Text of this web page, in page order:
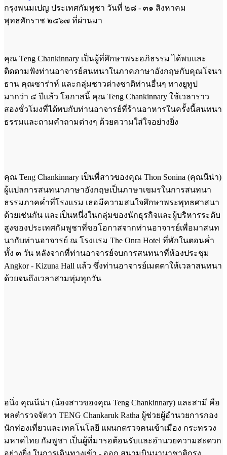
กรุงพนมเปญ ประเทศกัมพูชา วันที่ ๒๘ - ๓๑ สิงหาคม
พุทธศักราช ๒๕๖๗ ที่ผ่านมา
คุณ Teng Chankinnary เป็นผู้ที่ศึกษาพระอภิธรรม ได้พบและ
ติดตามฟังท่านอาจารย์สนทนาในภาคภาษาอังกฤษกับคุณโจนา
ธาน คุณซาร่าห์ และกลุ่มชาวต่างชาติท่านอื่นๆ ทางยูทูป
มากว่า ๕ ปีแล้ว โอกาสนี้ คุณ Teng Chankinnary ใช้เวลาราว
สองชั่วโมงที่ได้พบกับท่านอาจารย์ที่ร้านอาหารในครั้งนี้สนทนา
ธรรมและถามคำถามต่างๆ ด้วยความใส่ใจอย่างยิ่ง
คุณ Teng Chankinnary เป็นพี่สาวของคุณ Thon Sonina (คุณนีน่า)
ผู้แปลการสนทนาภาษาอังกฤษเป็นภาษาเขมรในการสนทนา
ธรรมภาคค่ำที่โรงแรม เธอมีความสนใจศึกษาพระพุทธศาสนา
ด้วยเช่นกัน และเป็นหนึ่งในกลุ่มของนักธุรกิจและผู้บริหารระดับ
สูงของประเทศกัมพูชาที่ขอโอกาสจากท่านอาจารย์เพื่อมาสนท
นากับท่านอาจารย์ ณ โรงแรม The Onra Hotel ที่พักในตอนค่ำ
ทั้ง ๓ วัน หลังจากที่ท่านอาจารย์จบการสนทนาที่ห้องประชุม
Angkor - Kizuna Hall แล้ว ซึ่งท่านอาจารย์เมตตาให้เวลาสนทนา
ด้วยจนถึงเวลาสามทุ่มทุกวัน
อนึ่ง คุณนีน่า (น้องสาวของคุณ Teng Chankinnary) และสามี คือ
พลตำรวจจัตวา TENG Chankaruk Ratha ผู้ช่วยผู้อำนวยการกอง
นักท่องเที่ยวและเทคโนโลยี แผนกตรวจคนเข้าเมือง กระทรวง
มหาดไทย กัมพูชา เป็นผู้ที่มารอต้อนรับและอำนวยความสะดวก
อย่างยิ่ง ในการเดินทางเข้า - ออก สนามบินนานาชาติกรุง